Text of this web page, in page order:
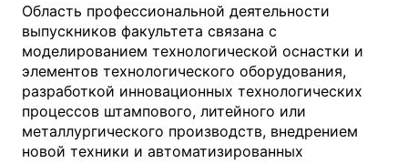
Область профессиональной деятельности
выпускников факультета связана с
моделированием технологической оснастки и
элементов технологического оборудования,
разработкой инновационных технологических
процессов штампового, литейного или
металлургического производств, внедрением
новой техники и автоматизированных